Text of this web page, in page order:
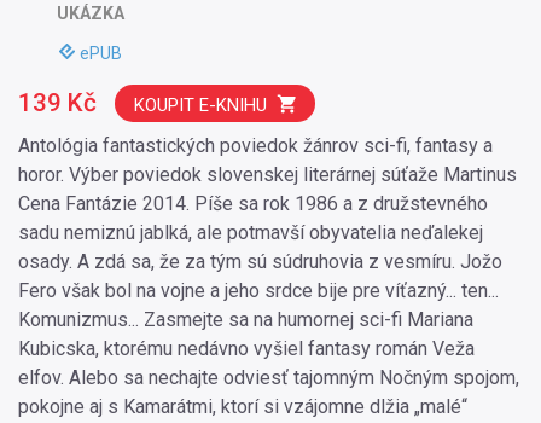
UKÁZKA
ePUB
Antológia fantastických poviedok žánrov sci-fi, fantasy a
horor. Výber poviedok slovenskej literárnej súťaže Martinus
Cena Fantázie 2014. Píše sa rok 1986 a z družstevného
sadu nemiznú jablká, ale potmavší obyvatelia neďalekej
osady. A zdá sa, že za tým sú súdruhovia z vesmíru. Jožo
Fero však bol na vojne a jeho srdce bije pre víťazný... ten...
Komunizmus... Zasmejte sa na humornej sci-fi Mariana
Kubicska, ktorému nedávno vyšiel fantasy román Veža
elfov. Alebo sa nechajte odviesť tajomným Nočným spojom,
pokojne aj s Kamarátmi, ktorí si vzájomne dlžia „malé“
139 Kč KOUPIT E-KNIHU